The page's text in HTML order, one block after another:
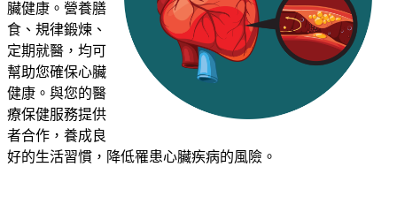
臟健康。營養膳
食、規律鍛煉、
定期就醫，均可
幫助您確保心臟
健康。 與您的醫
療保健服務提供
者合作，養成良
好的生活習慣，降低罹患心臟疾病的風險。